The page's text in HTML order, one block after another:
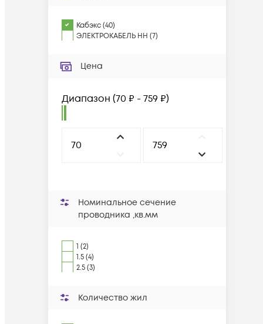
Кабэкс(40)
ЭЛЕКТРОКАБЕЛЬ НН (7)
Цена
Диапазон (70 ₽ - 759 ₽)
Номинальное сечение
проводника ,кв.мм
1 (2)
1.5 (4)
2.5 (3)
Количество жил